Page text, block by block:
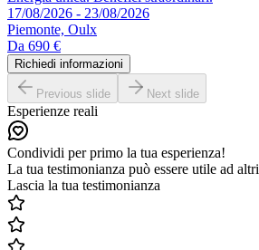
17/08/2026 - 23/08/2026
Piemonte, Oulx
Da 690 €
Richiedi informazioni
Previous slide Next slide
Esperienze reali
Condividi per primo la tua esperienza!
La tua testimonianza può essere utile ad altri
Lascia la tua testimonianza